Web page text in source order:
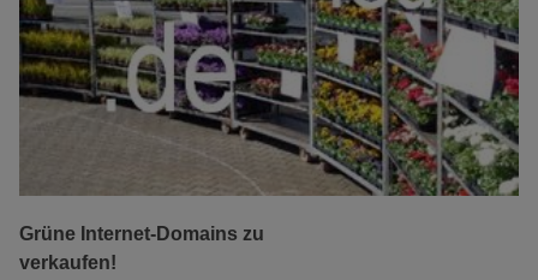
Grüne Internet-Domains zu
verkaufen!